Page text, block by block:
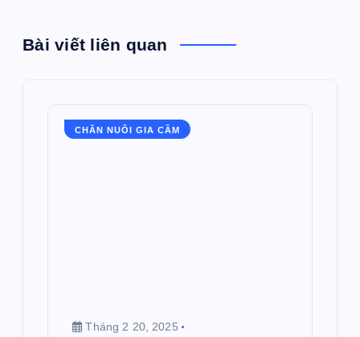
Bài viết liên quan
CHĂN NUÔI GIA CẦM
Tháng 2 20, 2025